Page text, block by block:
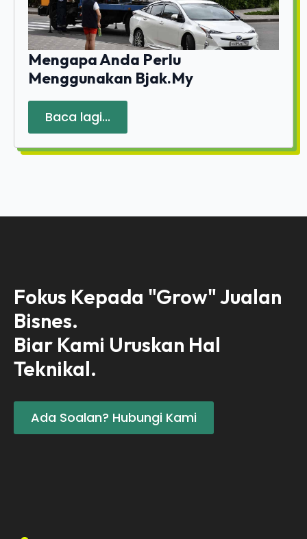
Mengapa Anda Perlu
Menggunakan Bjak.my
Baca lagi...
Fokus Kepada "Grow" Jualan
Bisnes.
Biar Kami Uruskan Hal
Teknikal.
Ada Soalan? Hubungi Kami